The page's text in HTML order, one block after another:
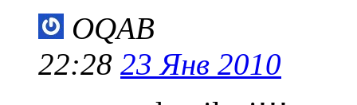
OQAB
22:28 23 Янв 2010